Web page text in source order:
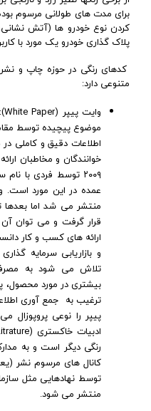
برای مدت های طولانی مرسوم
کردن نوع خودرو ها (آتش
پلاک گذاری خودرو یک مورد با
کدهای رنگی در حوزه چاپ و
متنوعی دارد:
وایت پیپر (White Paper):
موضوع پیچیده توسط
اطلاعات دقیق و کاملی
خوانندگان و مخاطبان
۲۰۰۹ توسط فردی با
عمده در این مورد است.
منتشر می شد اما بعدها
قرار گرفت و
ارائه های کسب و کار
و بازاریابی سرمایه
تلاش می شود به مصرف
بیشتری در مورد محصول،
ترغیب به جمع آوری
پیپر را نوعی پروپوزال
رنگی دیگر است و به
کانال های مرسوم نشر
توسط نهادهایی مثل
منتشر می شود.